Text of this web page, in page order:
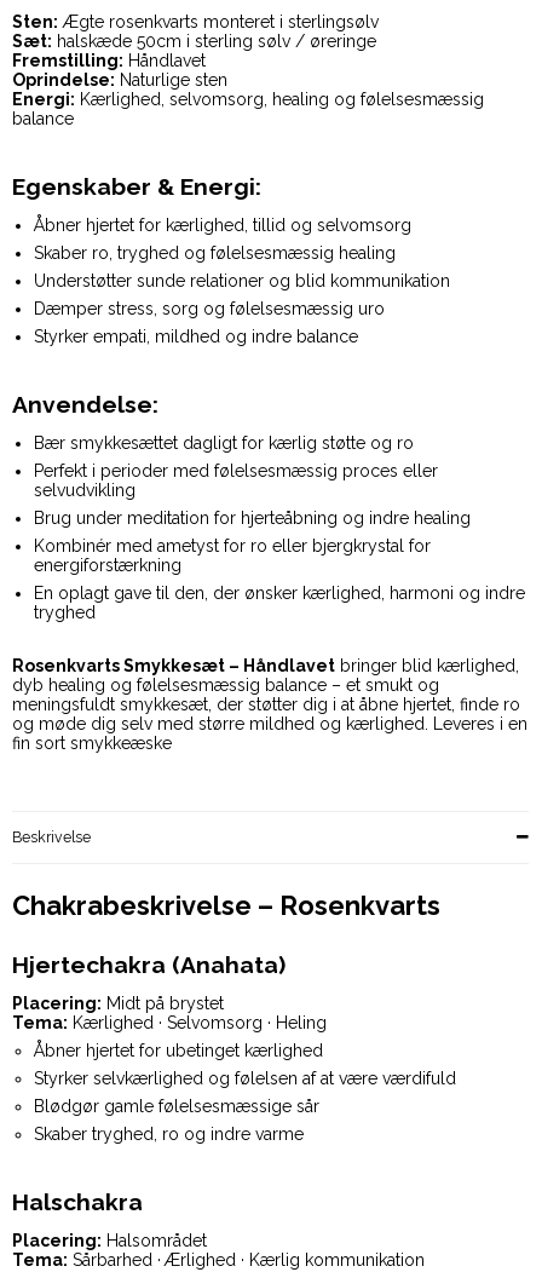
Sten: Ægte rosenkvarts monteret i sterlingsølv
Sæt: halskæde 50cm i sterling sølv / øreringe
Fremstilling: Håndlavet
Oprindelse: Naturlige sten
Energi: Kærlighed, selvomsorg, healing og følelsesmæssig
balance
Egenskaber & Energi:
Åbner hjertet for kærlighed, tillid og selvomsorg
Skaber ro, tryghed og følelsesmæssig healing
Understøtter sunde relationer og blid kommunikation
Dæmper stress, sorg og følelsesmæssig uro
Styrker empati, mildhed og indre balance
Anvendelse:
Bær smykkesættet dagligt for kærlig støtte og ro
Perfekt i perioder med følelsesmæssig proces eller
selvudvikling
Brug under meditation for hjerteåbning og indre healing
Kombinér med ametyst for ro eller bjergkrystal for
energiforstærkning
En oplagt gave til den, der ønsker kærlighed, harmoni og indre
tryghed
Rosenkvarts Smykkesæt – Håndlavet bringer blid kærlighed,
dyb healing og følelsesmæssig balance – et smukt og
meningsfuldt smykkesæt, der støtter dig i at åbne hjertet, finde ro
og møde dig selv med større mildhed og kærlighed. Leveres i en
fin sort smykkeæske
Beskrivelse
Chakrabeskrivelse – Rosenkvarts
Hjertechakra (Anahata)
Placering: Midt på brystet
Tema: Kærlighed · Selvomsorg · Heling
Åbner hjertet for ubetinget kærlighed
Styrker selvkærlighed og følelsen af at være værdifuld
Blødgør gamle følelsesmæssige sår
Skaber tryghed, ro og indre varme
Halschakra
Placering: Halsområdet
Tema: Sårbarhed · Ærlighed · Kærlig kommunikation